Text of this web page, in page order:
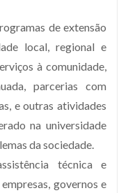
de extensão
local, regional e
à comunidade,
parcerias com
e outras atividades
na universidade
da sociedade.
técnica e
governos e